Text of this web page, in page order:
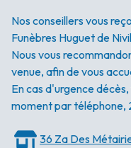
Nos conseillers vous
Funèbres Huguet de
Nous vous
venue, afin de vous
En cas d'urgence
moment par téléphone,
36 Za Des